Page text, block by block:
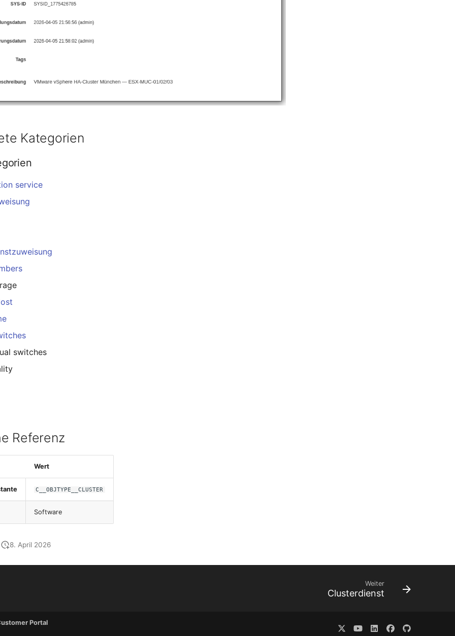
Kategorien
service
switches
Referenz
Wert
C__OBJTYPE__CLUSTER
Software
8. April 2026
Weiter
Clusterdienst
Portal